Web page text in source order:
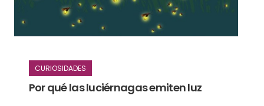
CURIOSIDADES
Por qué las luciérnagas emiten luz